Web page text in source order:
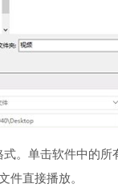
单击软件中的所
件直接播放。